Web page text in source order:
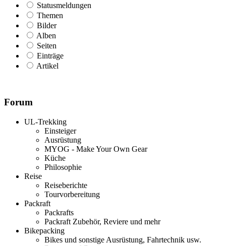
Statusmeldungen
Themen
Bilder
Alben
Seiten
Einträge
Artikel
Forum
UL-Trekking
Einsteiger
Ausrüstung
MYOG - Make Your Own Gear
Küche
Philosophie
Reise
Reiseberichte
Tourvorbereitung
Packraft
Packrafts
Packraft Zubehör, Reviere und mehr
Bikepacking
Bikes und sonstige Ausrüstung, Fahrtechnik usw.